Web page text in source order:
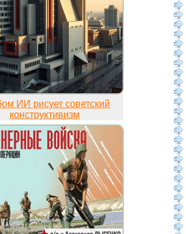
ИИ рисует советский
конструктивизм